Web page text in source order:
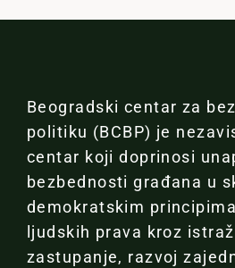
Beogradski centar za
politiku (BCBP) je
centar koji doprinosi
bezbednosti građana u
demokratskim
ljudskih prava kroz
zastupanje, razvoj